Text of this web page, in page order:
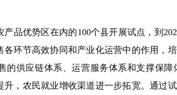
优势区在内的100个县开展试点，到
环节高效协同和产业化运营中的作用，
的供应链体系、运营服务体系和支撑保
，农民就业增收渠道进一步拓宽。通过